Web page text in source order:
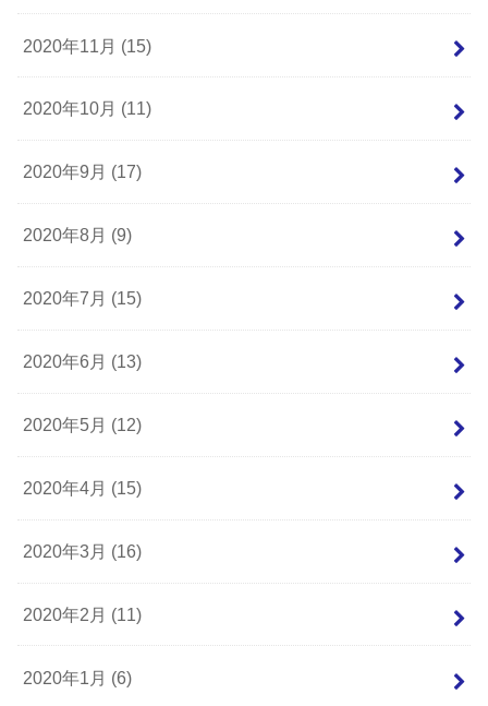
2020年11月 (15)
2020年10月 (11)
2020年9月 (17)
2020年8月 (9)
2020年7月 (15)
2020年6月 (13)
2020年5月 (12)
2020年4月 (15)
2020年3月 (16)
2020年2月 (11)
2020年1月 (6)